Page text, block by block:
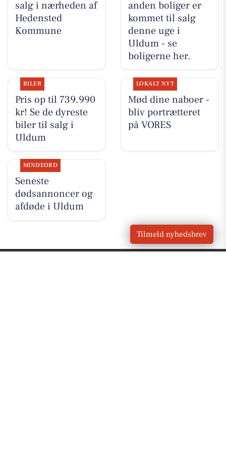
salg i nærheden af
Hedensted
Kommune
anden boliger er
kommet til salg
denne uge i
Uldum - se
boligerne her.
BILER
Pris op til 739.990
kr! Se de dyreste
biler til salg i
Uldum
LOKALT NYT
Mød dine naboer -
bliv portrætteret
på VORES
MINDEORD
Seneste
dødsannoncer og
afdøde i Uldum
Tilmeld nyhedsbrev